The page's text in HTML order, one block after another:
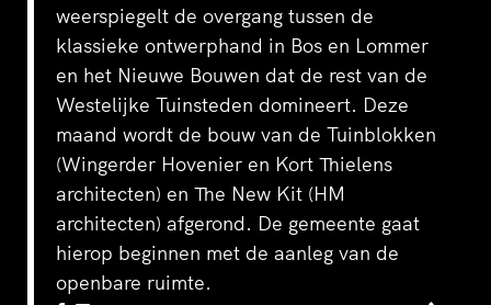
weerspiegelt de overgang tussen de
klassieke ontwerphand in Bos en Lommer
en het Nieuwe Bouwen dat de rest van de
Westelijke Tuinsteden domineert. Deze
maand wordt de bouw van de Tuinblokken
(Wingerder Hovenier en Kort Thielens
architecten) en The New Kit (HM
architecten) afgerond. De gemeente gaat
hierop beginnen met de aanleg van de
openbare ruimte.